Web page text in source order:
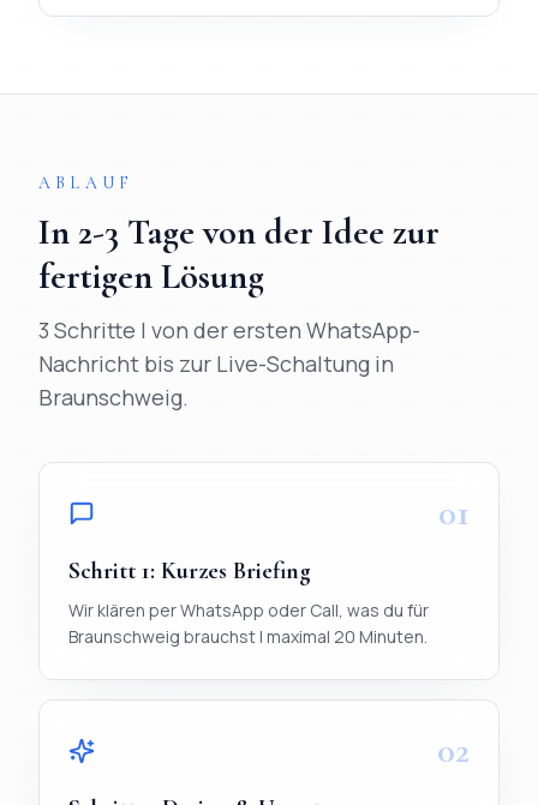
ABLAUF
In 2-3 Tagevon der Idee zur
fertigen Lösung
3 Schritte | von der ersten WhatsApp-
Nachricht bis zur Live-Schaltung in
Braunschweig.
01
Schritt 1: Kurzes Briefing
Wir klären per WhatsApp oder Call, was du für
Braunschweig brauchst | maximal 20 Minuten.
02